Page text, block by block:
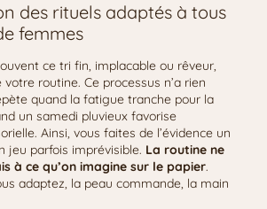
des rituels adaptés à tous
femmes
ce tri fin, implacable ou rêveur,
votre routine. Ce processus n’a rien
quand la fatigue tranche pour la
un samedi pluvieux favorise
Ainsi, vous faites de l’évidence un
jeu parfois imprévisible. La routine ne
à ce qu’on imagine sur le papier.
adaptez, la peau commande, la main